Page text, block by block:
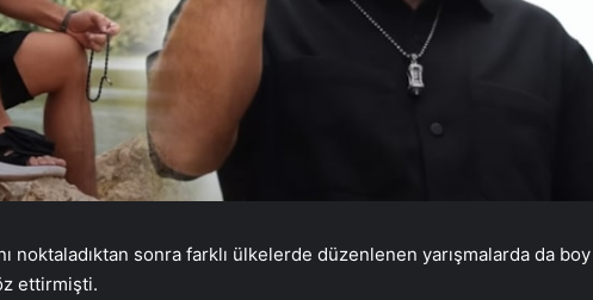
noktaladıktan sonra farklı ülkelerde düzenlenen yarışmalarda da boy
ettirmişti.